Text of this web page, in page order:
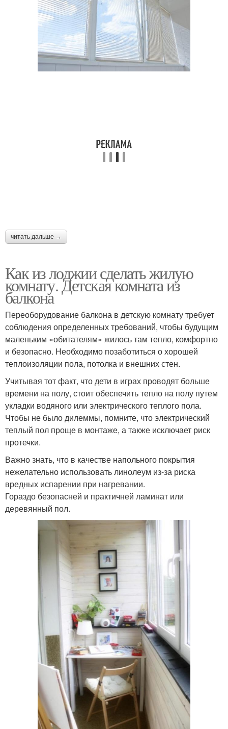
читать дальше →
Как из лоджии сделать жилую
комнату. Детская комната из
балкона
Переоборудование балкона в детскую комнату требует
соблюдения определенных требований, чтобы будущим
маленьким «обитателям» жилось там тепло, комфортно
и безопасно. Необходимо позаботиться о хорошей
теплоизоляции пола, потолка и внешних стен.
Учитывая тот факт, что дети в играх проводят больше
времени на полу, стоит обеспечить тепло на полу путем
укладки водяного или электрического теплого пола.
Чтобы не было дилеммы, помните, что электрический
теплый пол проще в монтаже, а также исключает риск
протечки.
Важно знать, что в качестве напольного покрытия
нежелательно использовать линолеум из-за риска
вредных испарении при нагревании.
Гораздо безопасней и практичней ламинат или
деревянный пол.